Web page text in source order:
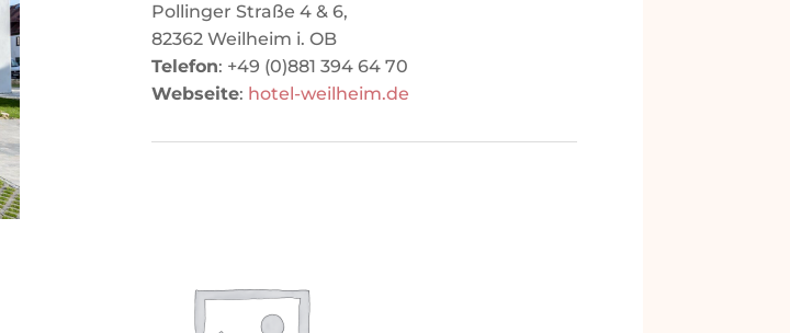
Pollinger Straße 4 & 6,
82362 Weilheim i. OB
Telefon: +49 (0)881 394 64 70
Webseite: hotel-weilheim.de